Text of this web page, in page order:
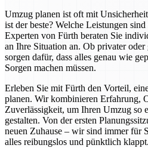
Umzug planen ist oft mit
ist der beste? Welche Leistungen
Experten von Fürth beraten Sie
an Ihre Situation an. Ob privater
sorgen dafür, dass alles genau wie
Sorgen machen müssen.
Erleben Sie mit Fürth den Vorteil,
planen. Wir kombinieren Erfahrung,
Zuverlässigkeit, um Ihren Umzug so
gestalten. Von der ersten
neuen Zuhause – wir sind immer für
alles reibungslos und pünktlich klappt.